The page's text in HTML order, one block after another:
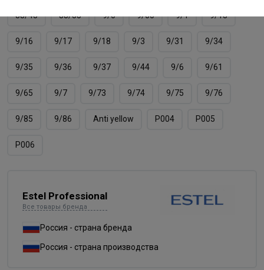
88/45 88/55 9/0 9/00 9/1 9/13
9/16 9/17 9/18 9/3 9/31 9/34
9/35 9/36 9/37 9/44 9/6 9/61
9/65 9/7 9/73 9/74 9/75 9/76
9/85 9/86 Аnti yellow Р004 Р005
Р006
Estel Professional
Все товары бренда
Россия - страна бренда
Россия - страна производства